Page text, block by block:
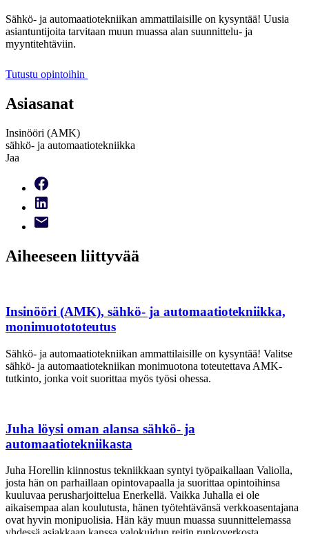
Sähkö- ja automaatiotekniikan ammattilaisille on kysyntää! Uusia
asiantuntijoita tarvitaan muun muassa alan suunnittelu- ja
myyntitehtäviin.
Tutustu opintoihin
Asiasanat
Insinööri (AMK)
sähkö- ja automaatiotekniikka
Jaa
Aiheeseen liittyvää
Insinööri (AMK), sähkö- ja automaatiotekniikka,
monimuotototeutus
Sähkö- ja automaatiotekniikan ammattilaisille on kysyntää! Valitse
sähkö- ja automaatiotekniikan monimuotona toteutettava AMK-
tutkinto, jonka voit suorittaa myös työsi ohessa.
Juha löysi oman alansa sähkö- ja
automaatiotekniikasta
Juha Horellin kiinnostus tekniikkaan syntyi työpaikallaan Valiolla,
josta hän on parhaillaan opintovapaalla ja suorittaa opintoihinsa
kuuluvaa perusharjoittelua Enerkellä. Vaikka Juhalla ei ole
aikaisempaa alan koulutusta, hänen työtehtävänsä verkkoasentajana
ovat hyvin monipuolisia. Hän käy muun muassa suunnittelemassa